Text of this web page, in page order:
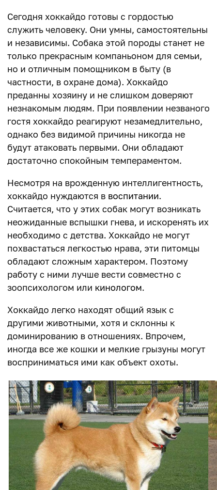
Сегодня хоккайдо готовы с гордостью
служить человеку. Они умны, самостоятельны
и независимы. Собака этой породы станет не
только прекрасным компаньоном для семьи,
но и отличным помощником в быту (в
частности, в охране дома). Хоккайдо
преданны хозяину и не слишком доверяют
незнакомым людям. При появлении незваного
гостя хоккайдо реагируют незамедлительно,
однако без видимой причины никогда не
будут атаковать первыми. Они обладают
достаточно спокойным темпераментом.
Несмотря на врожденную интеллигентность,
хоккайдо нуждаются в воспитании.
Считается, что у этих собак могут возникать
неожиданные вспышки гнева, и искоренять их
необходимо с детства. Хоккайдо не могут
похвастаться легкостью нрава, эти питомцы
обладают сложным характером. Поэтому
работу с ними лучше вести совместно с
зоопсихологом или кинологом.
Хоккайдо легко находят общий язык с
другими животными, хотя и склонны к
доминированию в отношениях. Впрочем,
иногда все же кошки и мелкие грызуны могут
восприниматься ими как объект охоты.